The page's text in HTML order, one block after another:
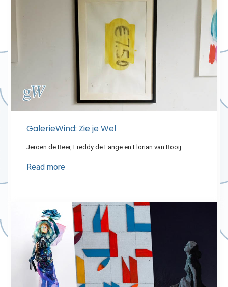
GalerieWind: Zie je Wel
Jeroen de Beer, Freddy de Lange en Florian van Rooij.
Read more